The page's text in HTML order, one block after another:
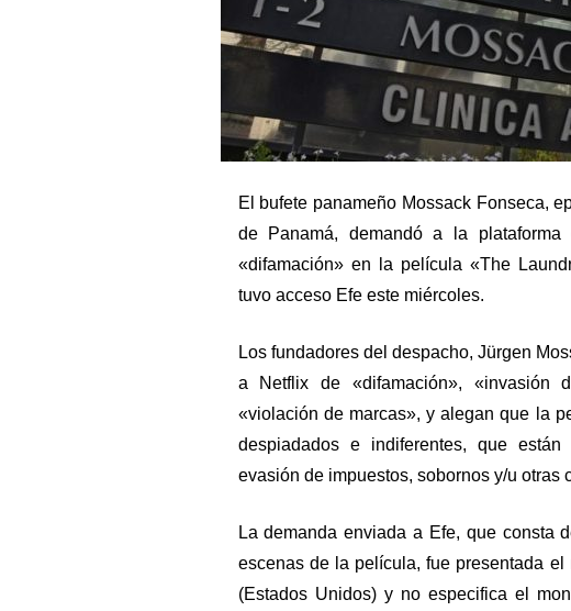
El bufete panameño Mossack Fonseca,
de Panamá, demandó a la
«difamación» en la película «The
tuvo acceso Efe este miércoles.
Los fundadores del despacho, Jürgen
a Netflix de «difamación», «invasión
«violación de marcas», y alegan que la
despiadados e indiferentes, que
evasión de impuestos, sobornos y/u otras
La demanda enviada a Efe, que consta
escenas de la película, fue presentada
(Estados Unidos) y no especifica el